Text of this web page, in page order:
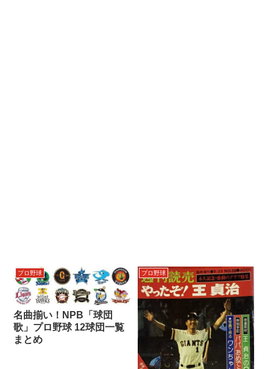
プロ野球
名曲揃い！NPB「球団
歌」プロ野球 12球団一覧
まとめ
プロ野球